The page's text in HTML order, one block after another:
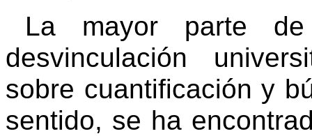
La mayor parte de
desvinculación
sobre cuantificación y
sentido, se ha